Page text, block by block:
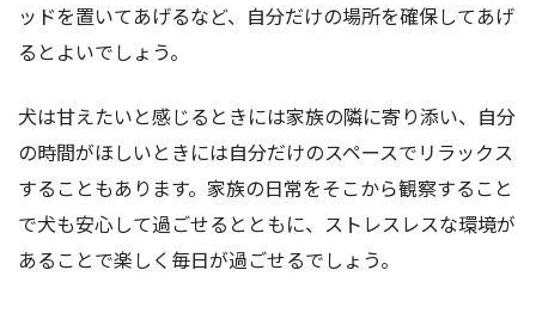
ッドを置いてあげるなど、自分だけの場所を確保してあげ
るとよいでしょう。
犬は甘えたいと感じるときには家族の隣に寄り添い、自分
の時間がほしいときには自分だけのスペースでリラックス
することもあります。家族の日常をそこから観察すること
で犬も安心して過ごせるとともに、ストレスレスな環境が
あることで楽しく毎日が過ごせるでしょう。